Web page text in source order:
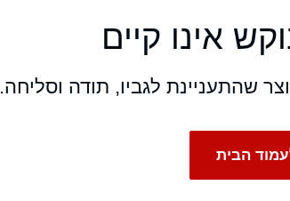
אינו קיים
שהתעניינת לגביו, תודה וסליחה.
הבית